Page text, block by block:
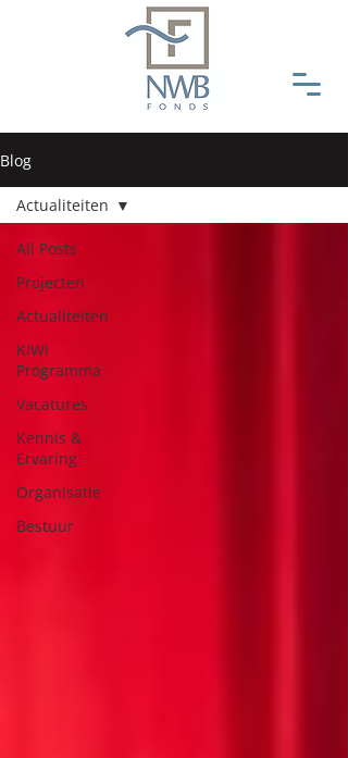
Blog
All Posts
Projecten
Actualiteiten
KIWI
Programma
Vacatures
Kennis &
Ervaring
Organisatie
Bestuur
Actualiteiten